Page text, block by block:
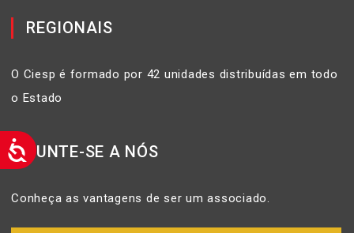
REGIONAIS
O Ciesp é formado por 42 unidades distribuídas em todo
o Estado
JUNTE-SE A NÓS
Conheça as vantagens de ser um associado.